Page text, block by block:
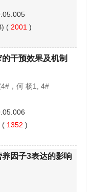
( 2001 )
干预效果及机制
，何 杨1, 4#
( 1352 )
因子3表达的影响